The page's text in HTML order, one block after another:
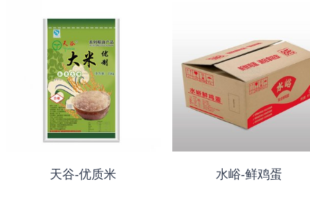
天谷-优质米 水峪-鲜鸡蛋